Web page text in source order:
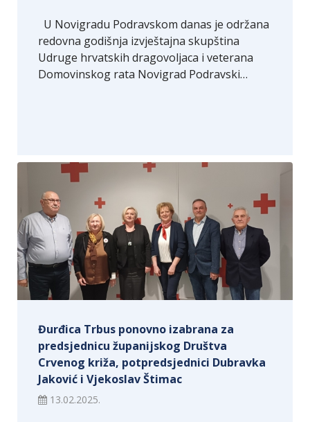
U Novigradu Podravskom danas je održana
redovna godišnja izvještajna skupština
Udruge hrvatskih dragovoljaca i veterana
Domovinskog rata Novigrad Podravski…
Đurđica Trbus ponovno izabrana za
predsjednicu županijskog Društva
Crvenog križa, potpredsjednici Dubravka
Jaković i Vjekoslav Štimac
13.02.2025.